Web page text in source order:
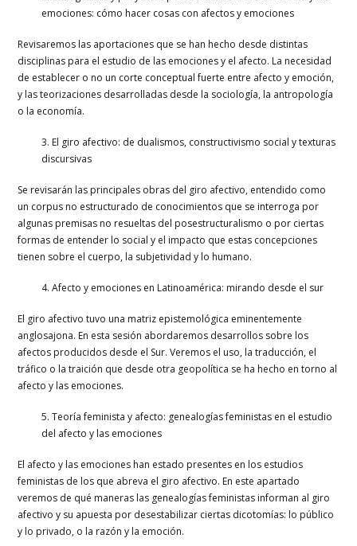
emociones: cómo hacer cosas con afectos y emociones
Revisaremos las aportaciones que se han hecho desde distintas
disciplinas para el estudio de las emociones y el afecto. La necesidad
de establecer o no un corte conceptual fuerte entre afecto y emoción,
y las teorizaciones desarrolladas desde la sociología, la antropología
o la economía.
3. El giro afectivo: de dualismos, constructivismo social y texturas
discursivas
Se revisarán las principales obras del giro afectivo, entendido como
un corpus no estructurado de conocimientos que se interroga por
algunas premisas no resueltas del posestructuralismo o por ciertas
formas de entender lo social y el impacto que estas concepciones
tienen sobre el cuerpo, la subjetividad y lo humano.
4. Afecto y emociones en Latinoamérica: mirando desde el sur
El giro afectivo tuvo una matriz epistemológica eminentemente
anglosajona. En esta sesión abordaremos desarrollos sobre los
afectos producidos desde el Sur. Veremos el uso, la traducción, el
tráfico o la traición que desde otra geopolítica se ha hecho en torno al
afecto y las emociones.
5. Teoría feminista y afecto: genealogías feministas en el estudio
del afecto y las emociones
El afecto y las emociones han estado presentes en los estudios
feministas de los que abreva el giro afectivo. En este apartado
veremos de qué maneras las genealogías feministas informan al giro
afectivo y su apuesta por desestabilizar ciertas dicotomías: lo público
y lo privado, o la razón y la emoción.